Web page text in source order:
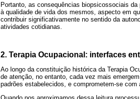
Portanto, as consequências biopsicossociais
à qualidade de vida dos mesmos, aspecto em
contribuir significativamente no sentido da
atividades cotidianas.
2. Terapia Ocupacional: interfaces
Ao longo da constituição histórica da Terapia
de atenção, no entanto, cada vez mais
padrões estabelecidos, e comprometem-se